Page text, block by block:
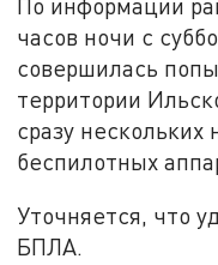
часов ночи с
совершилась
территории
сразу
беспилотных
Уточняется, что
БПЛА.